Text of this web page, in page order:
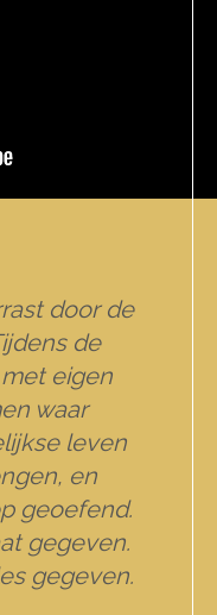
door de
de
eigen
waar
leven
en
geoefend.
gegeven.
gegeven.